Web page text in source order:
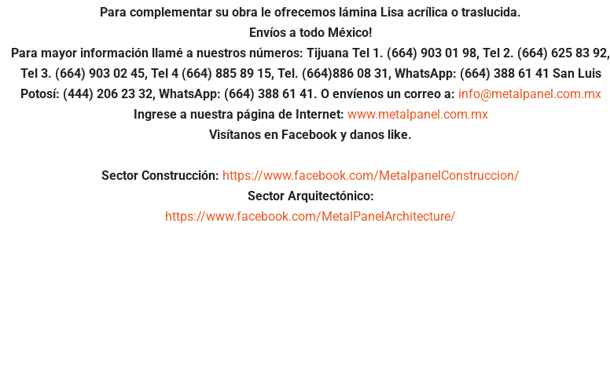
Para complementar su obra le ofrecemos lámina Lisa acrílica o traslucida.
Envíos a todo México!
Para mayor información llamé a nuestros números: Tijuana Tel 1. (664) 903 01 98, Tel 2. (664) 625 83 92,
Tel 3. (664) 903 02 45, Tel 4 (664) 885 89 15, Tel. (664)886 08 31, WhatsApp: (664) 388 61 41 San Luis
Potosí: (444) 206 23 32, WhatsApp: (664) 388 61 41. O envíenos un correo a: info@metalpanel.com.mx
Ingrese a nuestra página de Internet: www.metalpanel.com.mx
Visítanos en Facebook y danos like.
Sector Construcción: https://www.facebook.com/MetalpanelConstruccion/
Sector Arquitectónico:
https://www.facebook.com/MetalPanelArchitecture/